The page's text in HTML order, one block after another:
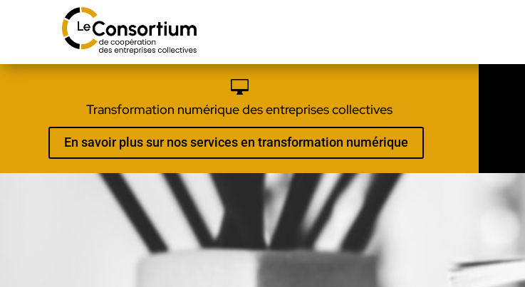

Transformation numérique des entreprises collectives
En savoir plus sur nos services en transformation numérique